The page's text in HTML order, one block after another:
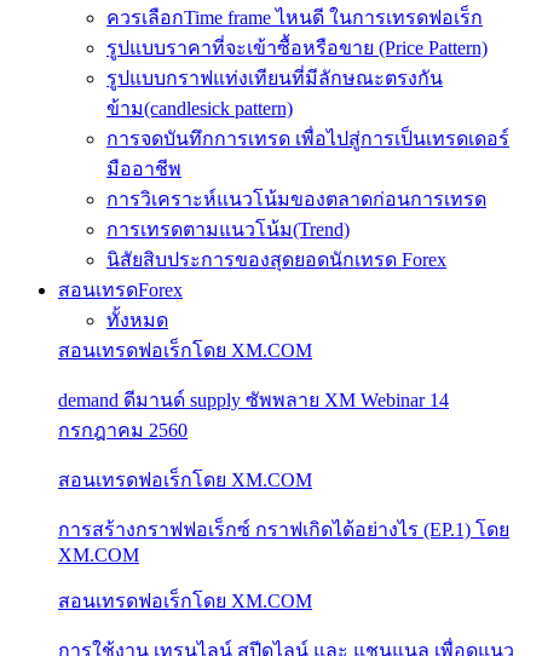
ควรเลือกTime frame ไหนดี ในการเทรดฟอเร็ก
รูปแบบราคาที่จะเข้าซื้อหรือขาย (Price Pattern)
รูปแบบกราฟแท่งเทียนที่มีลักษณะตรงกัน
ข้าม(candlesick pattern)
การจดบันทึกการเทรด เพื่อไปสู่การเป็นเทรดเดอร์
มืออาชีพ
การวิเคราะห์แนวโน้มของตลาดก่อนการเทรด
การเทรดตามแนวโน้ม(Trend)
นิสัยสิบประการของสุดยอดนักเทรด Forex
สอนเทรดForex
ทั้งหมด
สอนเทรดฟอเร็กโดย XM.COM
demand ดีมานด์ supply ซัพพลาย XM Webinar 14
กรกฎาคม 2560
สอนเทรดฟอเร็กโดย XM.COM
การสร้างกราฟฟอเร็กซ์ กราฟเกิดได้อย่างไร (EP.1) โดย
XM.COM
สอนเทรดฟอเร็กโดย XM.COM
การใช้งาน เทรนไลน์ สปีดไลน์ และ แชนแนล เพื่อดูแนว